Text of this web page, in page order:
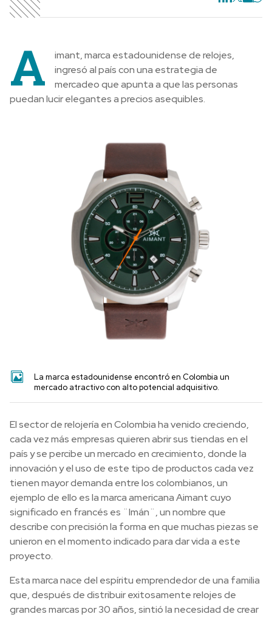
A
imant, marca estadounidense de relojes,
ingresó al país con una estrategia de
mercadeo que apunta a que las personas
puedan lucir elegantes a precios asequibles.
La marca estadounidense encontró en Colombia un
mercado atractivo con alto potencial adquisitivo.
El sector de relojería en Colombia ha venido creciendo,
cada vez más empresas quieren abrir sus tiendas en el
país y se percibe un mercado en crecimiento, donde la
innovación y el uso de este tipo de productos cada vez
tienen mayor demanda entre los colombianos, un
ejemplo de ello es la marca americana Aimant cuyo
significado en francés es ¨Imán¨, un nombre que
describe con precisión la forma en que muchas piezas se
unieron en el momento indicado para dar vida a este
proyecto.
Esta marca nace del espíritu emprendedor de una familia
que, después de distribuir exitosamente relojes de
grandes marcas por 30 años, sintió la necesidad de crear